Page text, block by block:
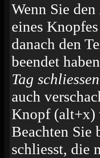
Wenn Sie den
eines
danach den
beendet
Tag schliessen
auch
Knopf (alt+x)
Beachten Sie
schliesst, die